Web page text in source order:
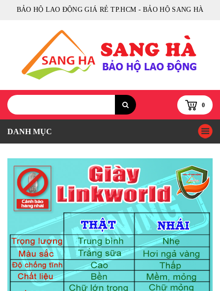
BẢO HỘ LAO ĐỘNG GIÁ RẺ TP.HCM - BẢO HỘ SANG HÀ
0
DANH MỤC